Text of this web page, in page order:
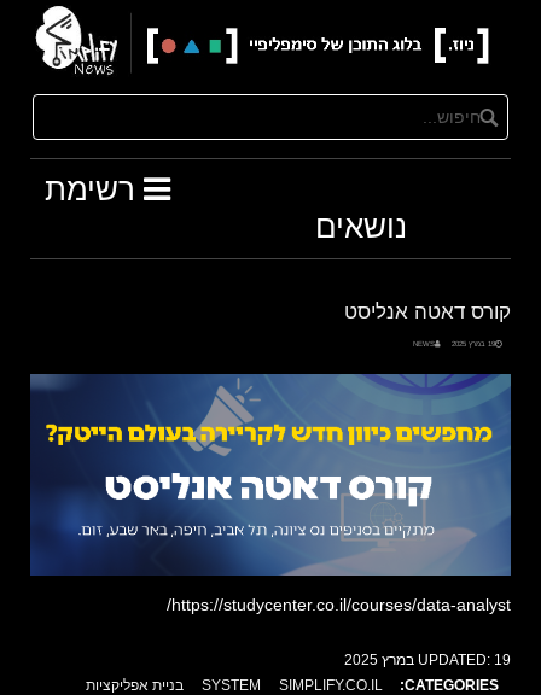
content
רשימת
נושאים
קורס דאטה אנליסט
19 במרץ 2025 NEWS
https://studycenter.co.il/courses/data-analyst/
UPDATED: 19 במרץ 2025
CATEGORIES:
SIMPLIFY.CO.IL
SYSTEM
בניית אפליקציות